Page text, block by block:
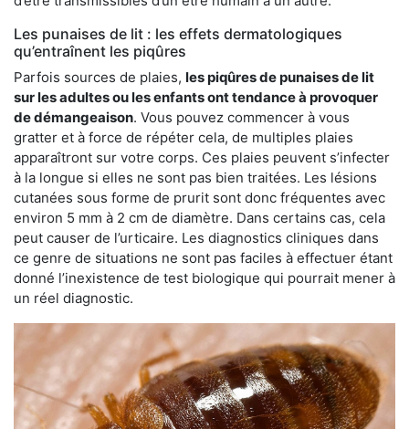
Les punaises de lit : les effets dermatologiques
qu’entraînent les piqûres
Parfois sources de plaies, les piqûres de punaises de lit
sur les adultes ou les enfants ont tendance à provoquer
de démangeaison. Vous pouvez commencer à vous
gratter et à force de répéter cela, de multiples plaies
apparaîtront sur votre corps. Ces plaies peuvent s’infecter
à la longue si elles ne sont pas bien traitées. Les lésions
cutanées sous forme de prurit sont donc fréquentes avec
environ 5 mm à 2 cm de diamètre. Dans certains cas, cela
peut causer de l’urticaire. Les diagnostics cliniques dans
ce genre de situations ne sont pas faciles à effectuer étant
donné l’inexistence de test biologique qui pourrait mener à
un réel diagnostic.